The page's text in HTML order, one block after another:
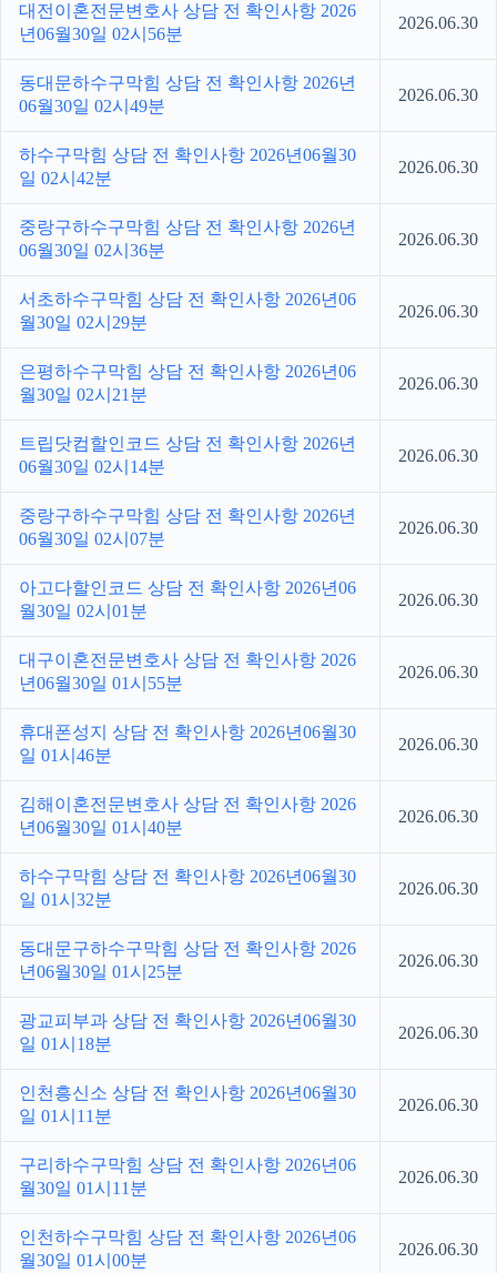
대전이혼전문변호사 상담 전 확인사항 2026
년06월30일 02시56분
2026.06.30
동대문하수구막힘 상담 전 확인사항 2026년
06월30일 02시49분
2026.06.30
하수구막힘 상담 전 확인사항 2026년06월30
일 02시42분
2026.06.30
중랑구하수구막힘 상담 전 확인사항 2026년
06월30일 02시36분
2026.06.30
서초하수구막힘 상담 전 확인사항 2026년06
월30일 02시29분
2026.06.30
은평하수구막힘 상담 전 확인사항 2026년06
월30일 02시21분
2026.06.30
트립닷컴할인코드 상담 전 확인사항 2026년
06월30일 02시14분
2026.06.30
중랑구하수구막힘 상담 전 확인사항 2026년
06월30일 02시07분
2026.06.30
아고다할인코드 상담 전 확인사항 2026년06
월30일 02시01분
2026.06.30
대구이혼전문변호사 상담 전 확인사항 2026
년06월30일 01시55분
2026.06.30
휴대폰성지 상담 전 확인사항 2026년06월30
일 01시46분
2026.06.30
김해이혼전문변호사 상담 전 확인사항 2026
년06월30일 01시40분
2026.06.30
하수구막힘 상담 전 확인사항 2026년06월30
일 01시32분
2026.06.30
동대문구하수구막힘 상담 전 확인사항 2026
년06월30일 01시25분
2026.06.30
광교피부과 상담 전 확인사항 2026년06월30
일 01시18분
2026.06.30
인천흥신소 상담 전 확인사항 2026년06월30
일 01시11분
2026.06.30
구리하수구막힘 상담 전 확인사항 2026년06
월30일 01시11분
2026.06.30
인천하수구막힘 상담 전 확인사항 2026년06
월30일 01시00분
2026.06.30